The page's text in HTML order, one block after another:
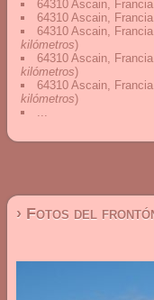
64310 Ascain,
64310 Ascain,
64310 Ascain,
kilómetros)
64310 Ascain,
kilómetros)
64310 Ascain,
kilómetros)
...
› Fotos del